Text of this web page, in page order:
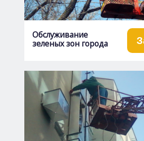
Обслуживание
зеленых зон города